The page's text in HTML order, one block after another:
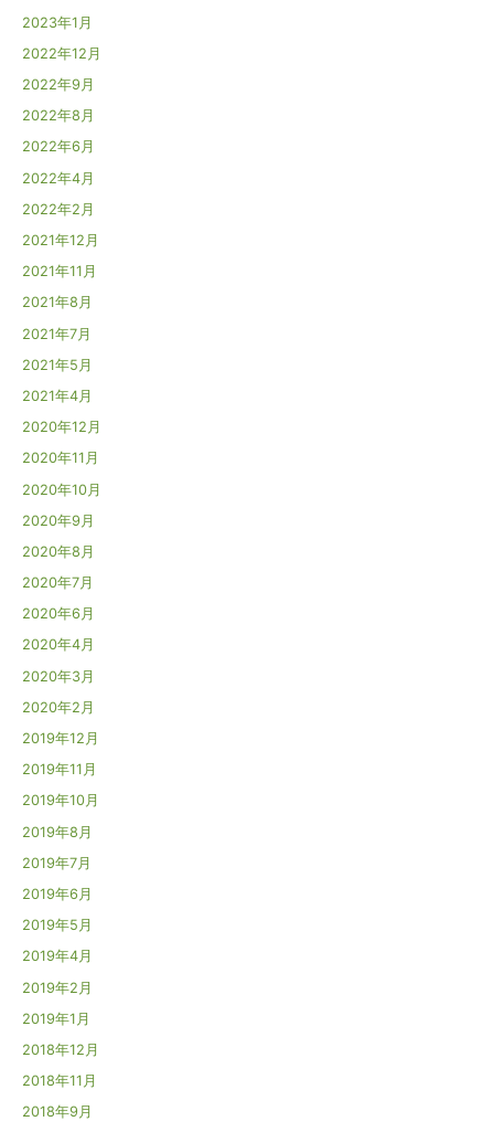
2023年1月
2022年12月
2022年9月
2022年8月
2022年6月
2022年4月
2022年2月
2021年12月
2021年11月
2021年8月
2021年7月
2021年5月
2021年4月
2020年12月
2020年11月
2020年10月
2020年9月
2020年8月
2020年7月
2020年6月
2020年4月
2020年3月
2020年2月
2019年12月
2019年11月
2019年10月
2019年8月
2019年7月
2019年6月
2019年5月
2019年4月
2019年2月
2019年1月
2018年12月
2018年11月
2018年9月